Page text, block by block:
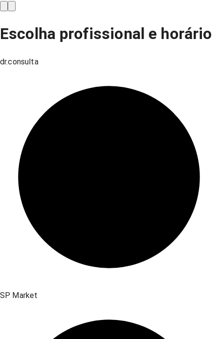
Escolha profissional e horário
dr.consulta
SP Market